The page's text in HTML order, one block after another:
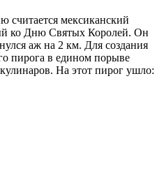
мексиканский
ко Дню Святых Королей. Он
аж на 2 км. Для создания
пирога в едином порыве
На этот пирог ушло: